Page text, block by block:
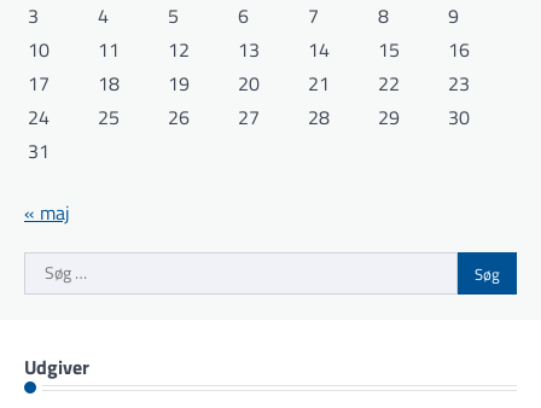
3
4 5 6 7 8
9
10
11 12 13 14 15
16
17
18 19 20 21 22
23
24
25 26 27 28 29
30
31
« maj
Søg
efter:
Udgiver